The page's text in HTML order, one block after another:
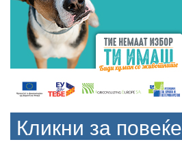
Кликни за повеќе